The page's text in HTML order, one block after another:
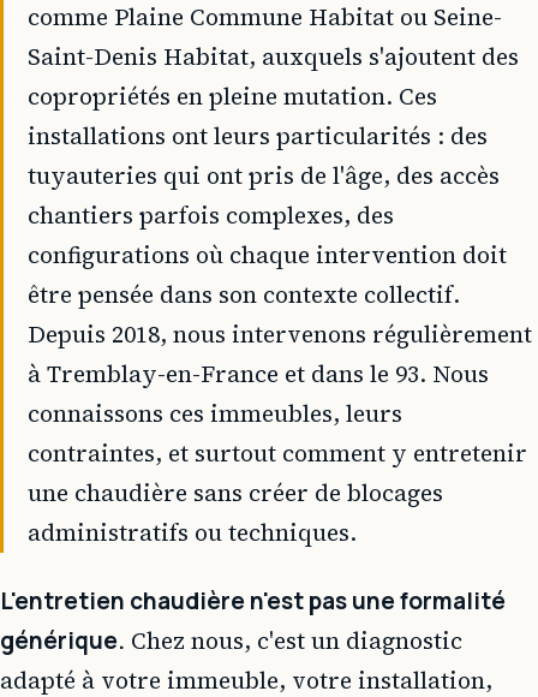
comme Plaine Commune Habitat ou Seine-
Saint-Denis Habitat, auxquels s'ajoutent des
copropriétés en pleine mutation. Ces
installations ont leurs particularités : des
tuyauteries qui ont pris de l'âge, des accès
chantiers parfois complexes, des
configurations où chaque intervention doit
être pensée dans son contexte collectif.
Depuis 2018, nous intervenons régulièrement
à Tremblay-en-France et dans le 93. Nous
connaissons ces immeubles, leurs
contraintes, et surtout comment y entretenir
une chaudière sans créer de blocages
administratifs ou techniques.
L'entretien chaudière n'est pas une formalité
générique. Chez nous, c'est un diagnostic
adapté à votre immeuble, votre installation,